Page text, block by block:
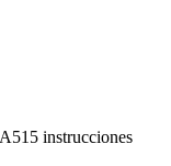
instrucciones